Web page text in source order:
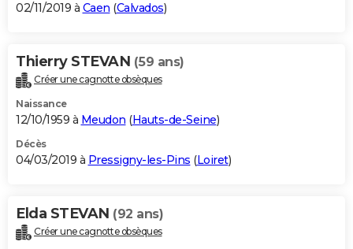
02/11/2019 à Caen (Calvados)
Thierry STEVAN (59 ans)
Créer une cagnotte obsèques
Naissance
12/10/1959 à Meudon (Hauts-de-Seine)
Décès
04/03/2019 à Pressigny-les-Pins (Loiret)
Elda STEVAN (92 ans)
Créer une cagnotte obsèques